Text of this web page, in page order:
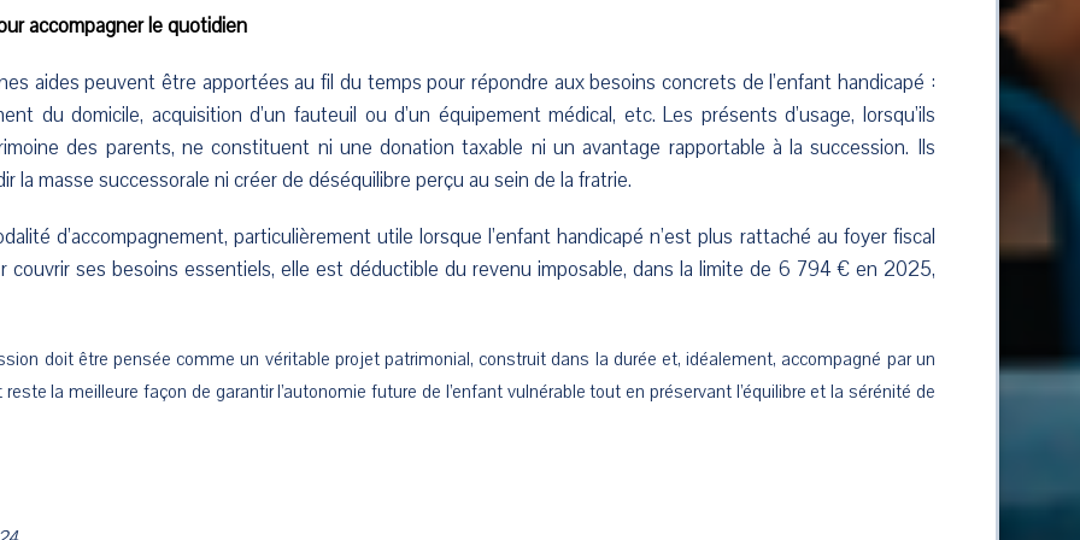
accompagner le quotidien
aides peuvent être apportées au fil du temps pour répondre aux besoins concrets de l’enfant handicapé :
du domicile, acquisition d’un fauteuil ou d’un équipement médical, etc. Les présents d’usage, lorsqu’ils
des parents, ne constituent ni une donation taxable ni un avantage rapportable à la succession. Ils
la masse successorale ni créer de déséquilibre perçu au sein de la fratrie.
d’accompagnement, particulièrement utile lorsque l’enfant handicapé n’est plus rattaché au foyer fiscal
couvrir ses besoins essentiels, elle est déductible du revenu imposable, dans la limite de 6 794 € en 2025,
doit être pensée comme un véritable projet patrimonial, construit dans la durée et, idéalement, accompagné par un
la meilleure façon de garantir l’autonomie future de l’enfant vulnérable tout en préservant l’équilibre et la sérénité de